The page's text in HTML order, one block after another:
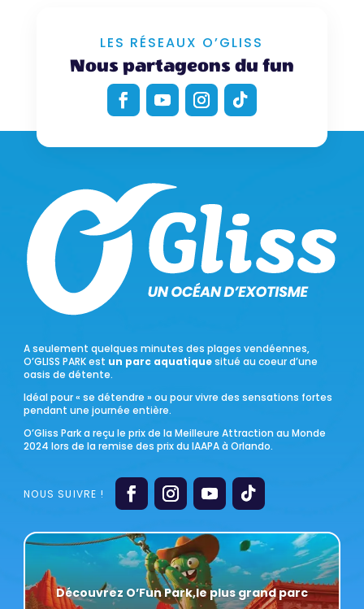
LES RÉSEAUX O’GLISS
Nous partageons du fun
A seulement quelques minutes des plages vendéennes,
O’GLISS PARK est un parc aquatiquesitué au coeur d’une
oasis de détente.
Idéal pour « se détendre » ou pour vivre des sensations fortes
pendant une journée entière.
O’Gliss Park a reçu le prix de la Meilleure Attraction au Monde
2024 lors de la remise des prix du IAAPA à Orlando.
Découvrez O’Fun Park,le plus grand parc